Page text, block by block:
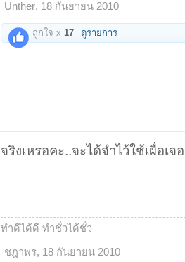
Unther, 18 กันยายน 2010
ถูกใจ x 17 ดูรายการ
จริงเหรอคะ..จะได้จำไว้ใช้เผื่อเ
ทำดีได้ดี ทำชั่วได้ชั่ว
ชฎาพร, 18 กันยายน 2010